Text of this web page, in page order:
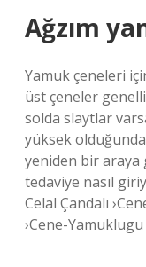
Ağzım
Yamuk çeneleri
üst çeneler
solda slaytlar
yüksek
yeniden bir araya
tedaviye nasıl
Celal Çandalı
›Cene-Yamuklugu